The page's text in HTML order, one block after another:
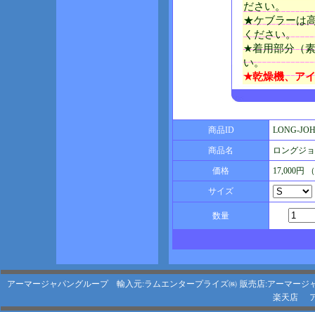
ださい。
★ケブラーは
ください。
★着用部分（
い。
★乾燥機、ア
商品ID LONG-
商品名 ロングジ
価格 17,000円
サイズ
数量
アーマージャパングループ 輸入元:ラムエンタープライズ㈱ 販売店:アーマージ
楽天店